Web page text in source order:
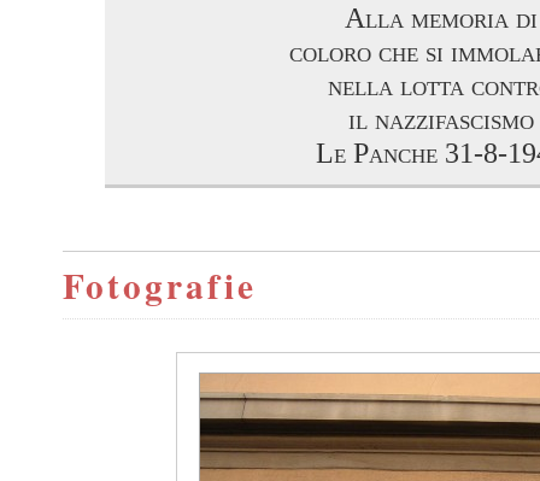
Alla memoria di
coloro che si
nella lotta
il nazzifascismo
Le Panche 31-8-
Fotografie